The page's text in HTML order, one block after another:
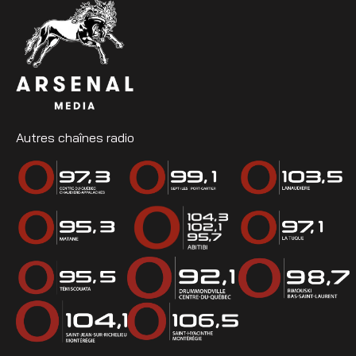
Autres chaînes radio